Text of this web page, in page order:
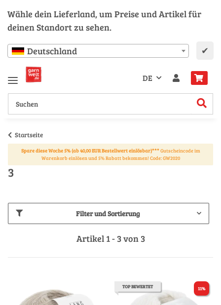
Wähle dein Lieferland, um Preise und Artikel für
deinen Standort zu sehen.
Deutschland ✔
DE
Startseite
Spare diese Woche 5% (ab 40,00 EUR Bestellwert einlösbar)***Gutscheincode im
Warenkorb einlösen und 5% Rabatt bekommen! Code: GW2020
3
Filter und Sortierung
Artikel 1 - 3 von 3
11%
TOP BEWERTET